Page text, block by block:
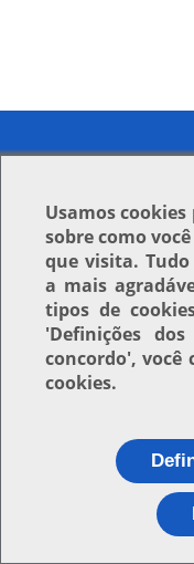
Usamoscookies
sobre como
que visita.
a mais
tipos de
'Definições dos
concordo', você
cookies.